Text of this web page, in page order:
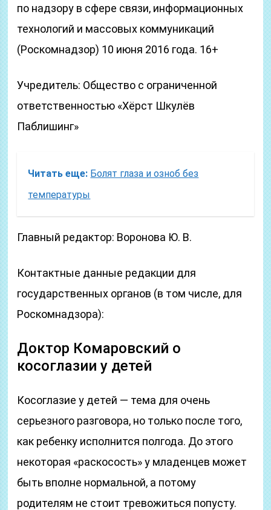
по надзору в сфере связи, информационных
технологий и массовых коммуникаций
(Роскомнадзор) 10 июня 2016 года. 16+
Учредитель: Общество с ограниченной
ответственностью «Хёрст Шкулёв
Паблишинг»
Читать еще: Болят глаза и озноб без
температуры
Главный редактор: Воронова Ю. В.
Контактные данные редакции для
государственных органов (в том числе, для
Роскомнадзора):
Доктор Комаровский о
косоглазии у детей
Косоглазие у детей — тема для очень
серьезного разговора, но только после того,
как ребенку исполнится полгода. До этого
некоторая «раскосость» у младенцев может
быть вполне нормальной, а потому
родителям не стоит тревожиться попусту.